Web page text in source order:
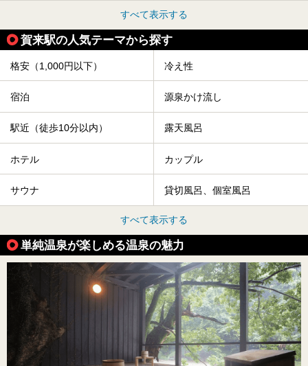
すべて表示する
賀来駅の人気テーマから探す
格安（1,000円以下） 冷え性
宿泊 源泉かけ流し
駅近（徒歩10分以内） 露天風呂
ホテル カップル
サウナ 貸切風呂、個室風呂
すべて表示する
単純温泉が楽しめる温泉の魅力